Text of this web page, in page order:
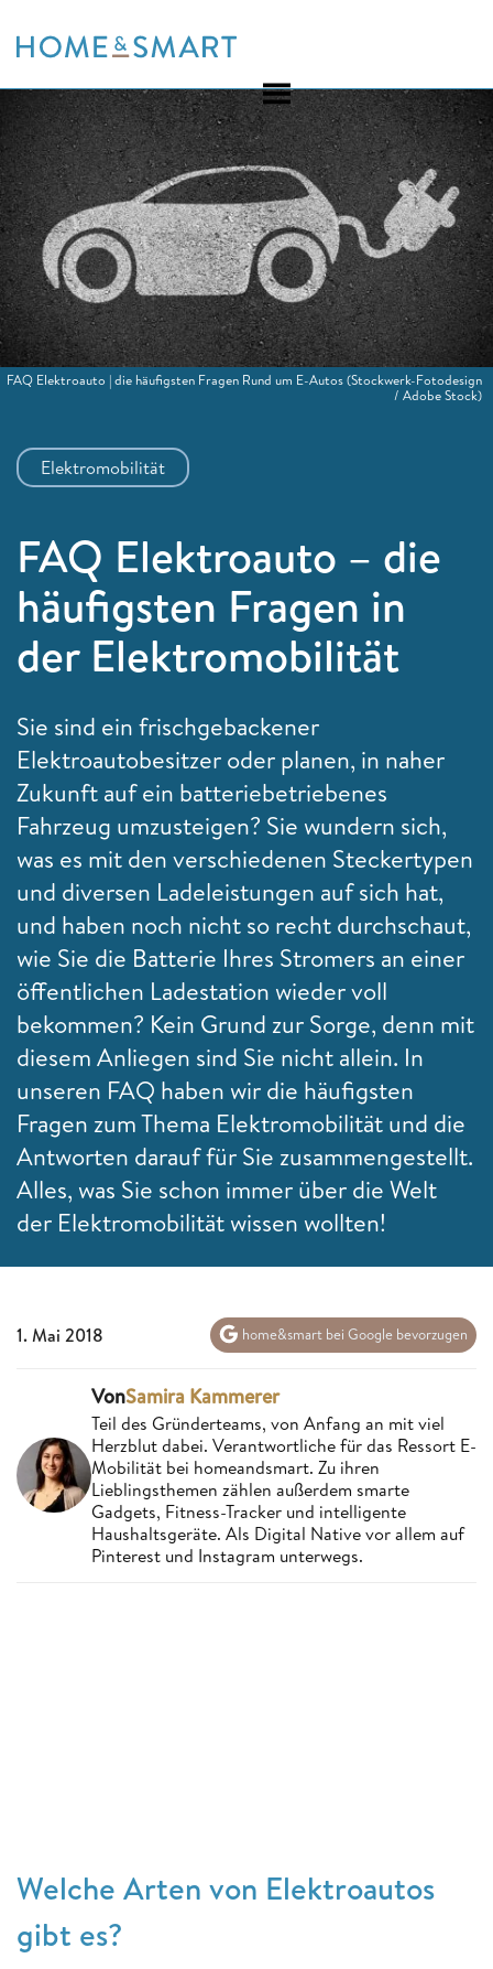
to
Elektromobilität
FAQ Elektroauto – die
häufigsten Fragen in
der Elektromobilität
Sie sind ein frischgebackener
Elektroautobesitzer oder planen, in naher
Zukunft auf ein batteriebetriebenes
Fahrzeug umzusteigen? Sie wundern sich,
was es mit den verschiedenen Steckertypen
und diversen Ladeleistungen auf sich hat,
und haben noch nicht so recht durchschaut,
wie Sie die Batterie Ihres Stromers an einer
öffentlichen Ladestation wieder voll
bekommen? Kein Grund zur Sorge, denn mit
diesem Anliegen sind Sie nicht allein. In
unseren FAQ haben wir die häufigsten
Fragen zum Thema Elektromobilität und die
Antworten darauf für Sie zusammengestellt.
Alles, was Sie schon immer über die Welt
der Elektromobilität wissen wollten!
FAQ Elektroauto | die häufigsten Fragen Rund um E-Autos(Stockwerk-Fotodesign
/ Adobe Stock)
1. Mai 2018 home&smart bei Google bevorzugen
VonSamira Kammerer
Teil des Gründerteams, von Anfang an mit viel
Herzblut dabei. Verantwortliche für das Ressort E-
Mobilität bei homeandsmart. Zu ihren
Lieblingsthemen zählen außerdem smarte
Gadgets, Fitness-Tracker und intelligente
Haushaltsgeräte. Als Digital Native vor allem auf
Pinterest und Instagram unterwegs.
Welche Arten von Elektroautos
gibt es?